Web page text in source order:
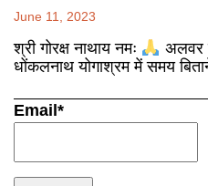
June 11, 2023
श्री गोरक्ष नाथाय नमः
अलवर
धोंकलनाथ योगाश्रम में समय
Email*